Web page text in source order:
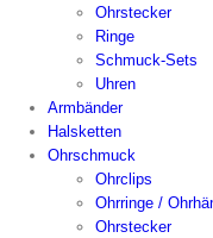
Ohrstecker
Ringe
Schmuck-Sets
Uhren
Armbänder
Halsketten
Ohrschmuck
Ohrclips
Ohrringe /
Ohrstecker